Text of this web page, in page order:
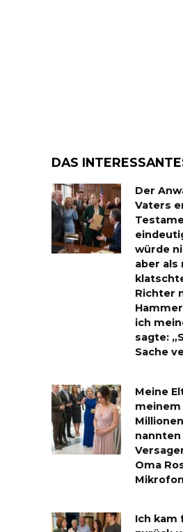
DAS
Der
Vaters
würde
aber als
Richter
ich
sagte:
Sache
Meine
meinem
Oma
Mikrofon
Ich kam